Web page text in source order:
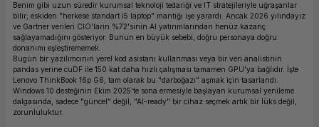
Benim gibi uzun süredir kurumsal teknoloji tedariği ve IT stratejileriyle uğraşanlar
bilir; eskiden "herkese standart i5 laptop" mantığı işe yarardı. Ancak 2026 yılındayız
ve Gartner verileri CIO'ların %72'sinin AI yatırımlarından henüz kazanç
sağlayamadığını gösteriyor. Bunun en büyük sebebi, doğru personaya doğru
donanımı eşleştirememek.
Bugün bir yazılımcının yerel kod asistanı kullanması veya bir veri analistinin
pandas yerine cuDF ile 150 kat daha hızlı çalışması tamamen GPU'ya bağlıdır. İşte
Lenovo ThinkBook 16p G6, tam olarak bu "darboğazı" aşmak için tasarlandı.
Windows 10 desteğinin Ekim 2025'te sona ermesiyle başlayan kurumsal yenileme
dalgasında, sadece "güncel" değil, "AI-ready" bir cihaz seçmek artık bir lüks değil,
zorunluluktur.